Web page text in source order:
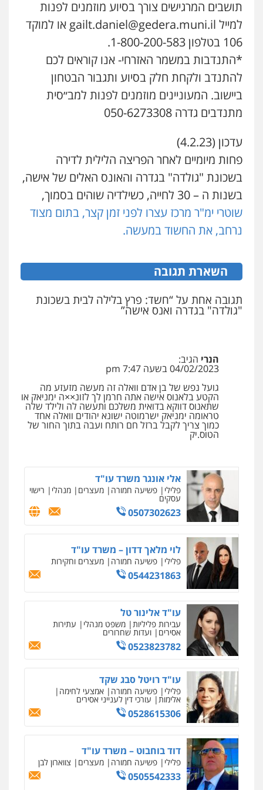
תושבים המרגישים צורך בסיוע מוזמנים לפנות
למייל gailt.daniel@gedera.muni.il או למוקד
106 בטלפון 1-800-200-583.
*התנדבות במשמר האזרחי- אנו קוראים לכם
להתנדב ולקחת חלק בסיוע ותגבור הבטחון
ביישוב. המעוניינים מוזמנים לפנות למב״סית
מתנדבים גדרה 050-6273308
עדכון (4.2.23)
פחות מיומיים לאחר הפריצה הלילית לדירה
בשכונת "גולדה" בגדרה והאונס האלים של אישה,
בשנות ה – 30 לחייה, כשילדיה שוהים בסמוך,
שוטרי ימ"ר מרכז עצרו לפני זמן קצר, בתום מצוד
נרחב, את החשוד במעשה.
השארת תגובה
תגובה אחת על “חשד: פרץ בלילה לבית בשכונת
"גולדה" בגדרה ואנס אישה”
הנרי הגיב:
04/02/2023 בשעה 7:47 pm
גועל נפש של בן אדם וואלה זה מעשה מזעזע מה
הקטע בלאנוס אישה אתה חרמן לך לזונ××ה ימניאק או
שתאנוס דווקא בדואית משלכם ותעשה לה ולילד שלה
טראומה ימניאק ישרמוטה ישונא יהודים וואלה אחד
כמוך צריך לקבל ברזל חם רותח ועבה בתוך החור של
הטוס.יק
שני אלגרבלי – משרד עורכי דין
פלילי עורכי דין לענייני אסירים תעבורה
0507120031
עו"ד אייל אביטל
פלילי פשיעה חמורה מעצרים וחקירות
0544712201
עו"ד בועז קניג
פלילי משפחה כלכלי צבאי
0507003001
ויקי שמואל – משרד עו"ד
פלילי משפט פלילי
קורל קרוז – עורך דין פלילי
משפט פלילי
0545437431
פלילי
ומעצרים
עו"ד שגיא אקו
פלילי מעצרים וחקירות סמים עבירות מין
עורכי דין לענייני אסירים
אלי אונגר משרד עו"ד
פלילי פשיעה חמורה מעצרים מנהלי רישוי
עסקים
0507302623
לוי מלאך דדון – משרד עו"ד
פלילי פשיעה חמורה מעצרים וחקירות
0544231863
עו"ד אלינור טל
עבירות פליליות משפט מנהלי עתירות
אסירים ועדות שחרורים
0523823782
עו"ד רויטל סבג שקד
פלילי פשיעה חמורה אמצעי לחימה
אלימות עורכי דין לענייני אסירים
0528615306
דוד בוחבוט – משרד עו"ד
פלילי פשיעה חמורה מעצרים צווארון לבן
0505542333